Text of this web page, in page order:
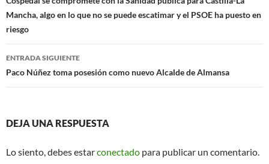
o
k
p
entradas
Mancha, algo en lo que no se puede escatimar y el PSOE ha puesto en
riesgo
ENTRADA SIGUIENTE
Paco Núñez toma posesión como nuevo Alcalde de Almansa
DEJA UNA RESPUESTA
Lo siento, debes estarconectado para publicar un comentario.